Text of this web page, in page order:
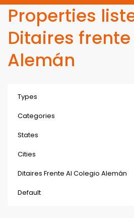
Properties
Ditaires
Alemán
Types
Categories
States
Cities
Ditaires Frente Al Colegio Alemán
Default